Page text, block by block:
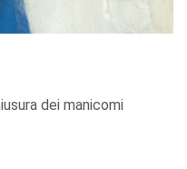
dei manicomi